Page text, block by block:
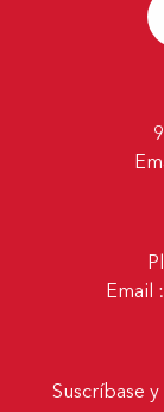
Email :
Suscríbase